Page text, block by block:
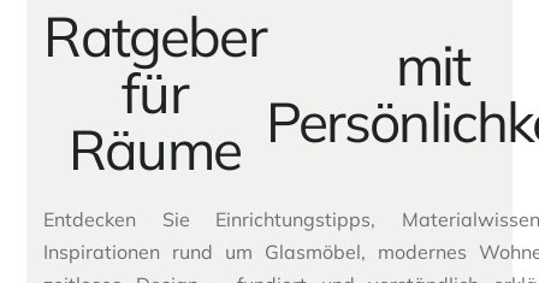
Ratgeber
für
Räume
mit
Entdecken Sie Einrichtungstipps,
Inspirationen rund um Glasmöbel, modernes